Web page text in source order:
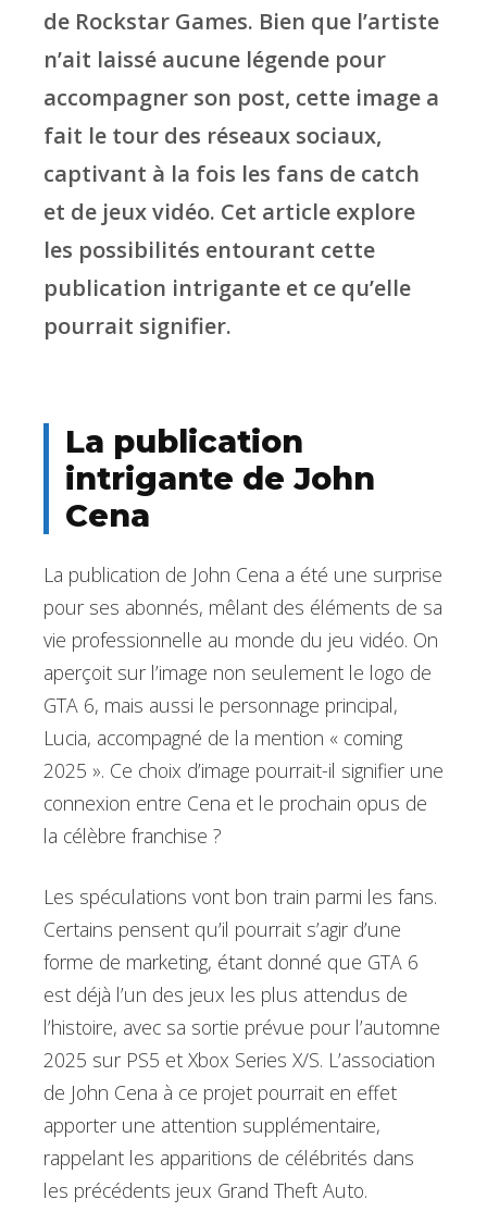
de Rockstar Games. Bien que l’artiste
n’ait laissé aucune légende pour
accompagner son post, cette image a
fait le tour des réseaux sociaux,
captivant à la fois les fans de catch
et de jeux vidéo. Cet article explore
les possibilités entourant cette
publication intrigante et ce qu’elle
pourrait signifier.
La publication
intrigante de John
Cena
La publication de John Cena a été une surprise
pour ses abonnés, mêlant des éléments de sa
vie professionnelle au monde du jeu vidéo. On
aperçoit sur l’image non seulement le logo de
GTA 6, mais aussi le personnage principal,
Lucia, accompagné de la mention « coming
2025 ». Ce choix d’image pourrait-il signifier une
connexion entre Cena et le prochain opus de
la célèbre franchise ?
Les spéculations vont bon train parmi les fans.
Certains pensent qu’il pourrait s’agir d’une
forme de marketing, étant donné que GTA 6
est déjà l’un des jeux les plus attendus de
l’histoire, avec sa sortie prévue pour l’automne
2025 sur PS5 et Xbox Series X/S. L’association
de John Cena à ce projet pourrait en effet
apporter une attention supplémentaire,
rappelant les apparitions de célébrités dans
les précédents jeux Grand Theft Auto.